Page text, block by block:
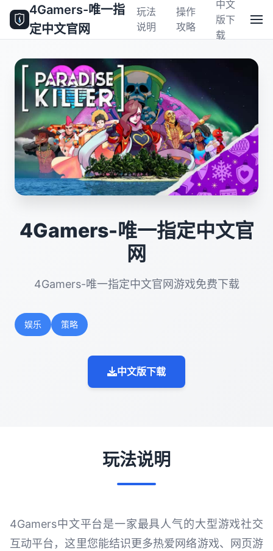
4Gamers-唯一指
定中文官网
玩法
说明
操作
攻略
中文
版下
载
4Gamers-唯一指定中文官
网
4Gamers-唯一指定中文官网游戏免费下载
娱乐 策略
中文版下载
玩法说明
4Gamers中文平台是一家最具人气的大型游戏社交
互动平台，这里您能结识更多热爱网络游戏、网页游